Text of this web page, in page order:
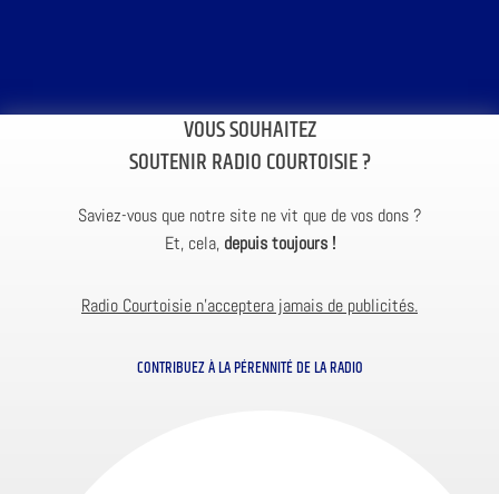
VOUS SOUHAITEZ
SOUTENIR RADIO COURTOISIE ?
Saviez-vous que notre site ne vit que de vos dons ?
Et, cela, depuis toujours !
Radio Courtoisie n’acceptera jamais de publicités.
CONTRIBUEZ À LA PÉRENNITÉ DE LA RADIO